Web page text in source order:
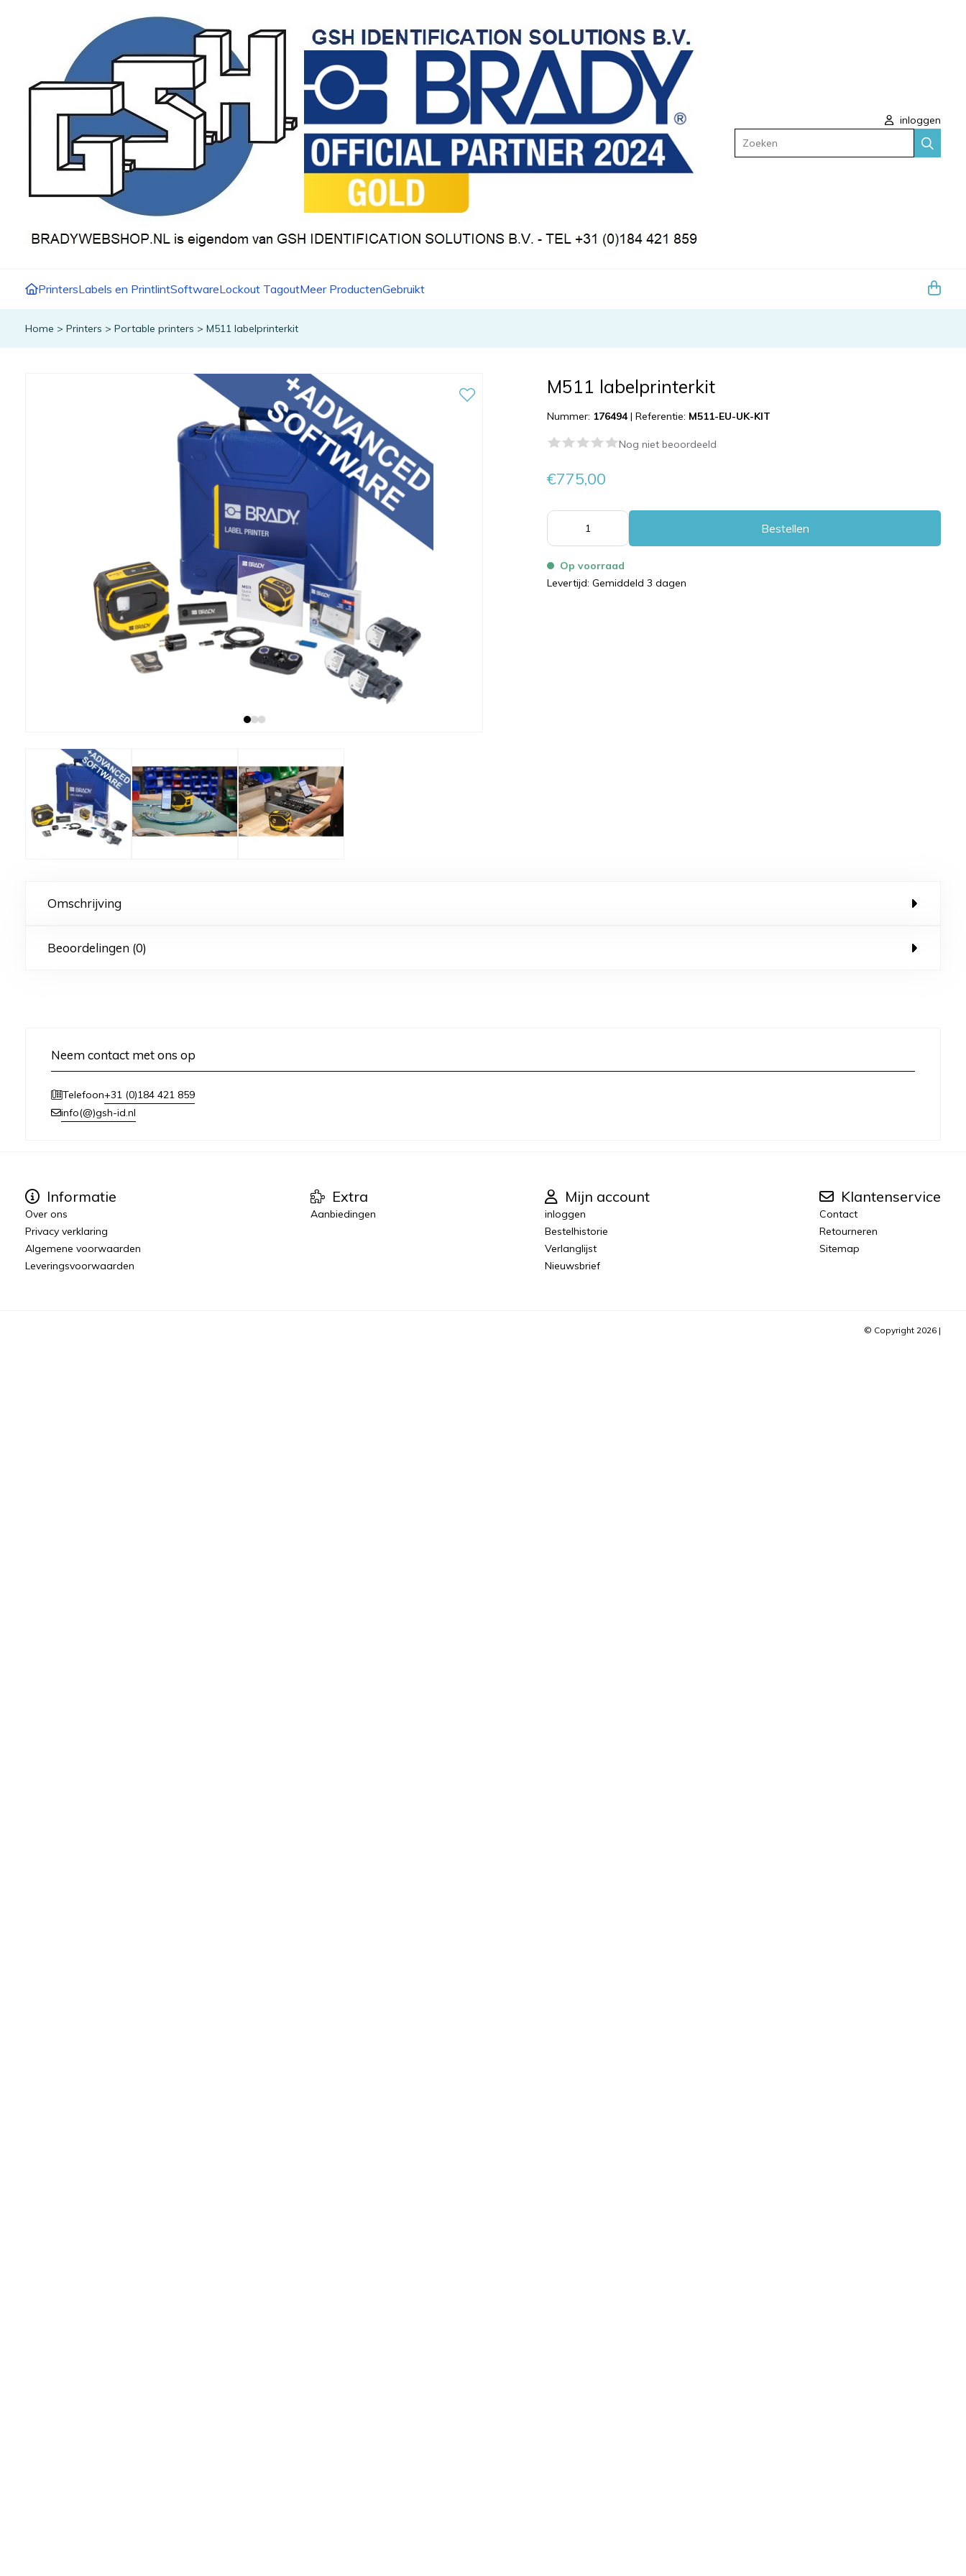
inloggen
Zoeken
PrintersLabels en PrintlintSoftwareLockout TagoutMeer ProductenGebruikt
Home > Printers > Portable printers > M511 labelprinterkit
M511 labelprinterkit
Nummer: 176494 |Referentie: M511-EU-UK-KIT
Nog niet beoordeeld
€775,00
Bestellen
Op voorraad
Levertijd: Gemiddeld 3 dagen
Omschrijving
Beoordelingen (0)
Neem contact met ons op
Telefoon+31 (0)184 421 859
info(@)gsh-id.nl
Informatie
Over ons
Privacy verklaring
Algemene voorwaarden
Leveringsvoorwaarden
Extra
Aanbiedingen
Mijn account
inloggen
Bestelhistorie
Verlanglijst
Nieuwsbrief
Klantenservice
Contact
Retourneren
Sitemap
© Copyright 2026 |